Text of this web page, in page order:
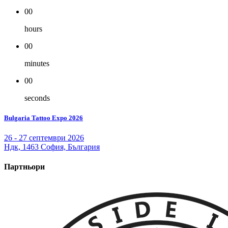
00
hours
00
minutes
00
seconds
Bulgaria Tattoo Expo 2026
26 - 27 септември 2026
Ндк, 1463 София, България
Партньори